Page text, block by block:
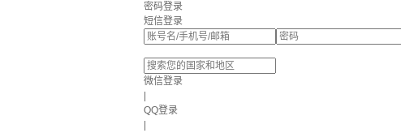
密码登录
短信登录
微信登录
QQ登录